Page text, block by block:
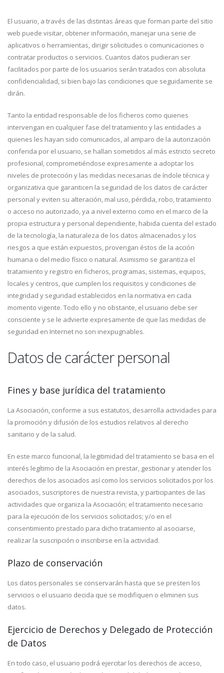
la
navegación
El usuario, a través de las distintas áreas que forman parte del sitio
web puede visitar, obtener información, manejar una serie de
aplicativos o herramientas, dirigir solicitudes o comunicaciones o
contratar productos o servicios. Cuantos datos pudieran ser
facilitados por parte de los usuarios serán tratados con absoluta
confidencialidad, si bien bajo las condiciones que seguidamente se
dirán.
Tanto la entidad responsable de los ficheros como quienes
intervengan en cualquier fase del tratamiento y las entidades a
quienes les hayan sido comunicados, al amparo de la autorización
conferida por el usuario, se hallan sometidos al más estricto secreto
profesional, comprometiéndose expresamente a adoptar los
niveles de protección y las medidas necesarias de índole técnica y
organizativa que garanticen la seguridad de los datos de carácter
personal y eviten su alteración, mal uso, pérdida, robo, tratamiento
o acceso no autorizado, ya a nivel externo como en el marco de la
propia estructura y personal dependiente, habida cuenta del estado
de la tecnología, la naturaleza de los datos almacenados y los
riesgos a que están expuestos, provengan éstos de la acción
humana o del medio físico o natural. Asimismo se garantiza el
tratamiento y registro en ficheros, programas, sistemas, equipos,
locales y centros, que cumplen los requisitos y condiciones de
integridad y seguridad establecidos en la normativa en cada
momento vigente. Todo ello y no obstante, el usuario debe ser
consciente y se le advierte expresamente de que las medidas de
seguridad en Internet no son inexpugnables.
Datos de carácter personal
Fines y base jurídica del tratamiento
La Asociación, conforme a sus estatutos, desarrolla actividades para
la promoción y difusión de los estudios relativos al derecho
sanitario y de la salud.
En este marco funcional, la legitimidad del tratamiento se basa en el
interés legítimo de la Asociación en prestar, gestionar y atender los
derechos de los asociados así como los servicios solicitados por los
asociados, suscriptores de nuestra revista, y participantes de las
actividades que organiza la Asociación; el tratamiento necesario
para la ejecución de los servicios solicitados; y/o en el
consentimiento prestado para dicho tratamiento al asociarse,
realizar la suscripción o inscribirse en la actividad.
Plazo de conservación
Los datos personales se conservarán hasta que se presten los
servicios o el usuario decida que se modifiquen o eliminen sus
datos.
Ejercicio de Derechos y Delegado de Protección
de Datos
En todo caso, el usuario podrá ejercitar los derechos de acceso,